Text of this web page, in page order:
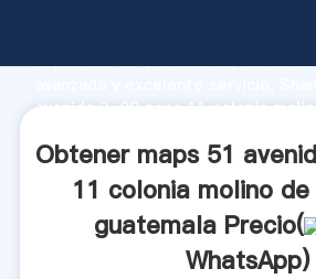
capacidad de producción, fuerza
avenida 3-09 zona 11 colonia
todos los clientes.
Obtener maps 51
11 colonia molino
guatemala Precio(
WhatsApp)